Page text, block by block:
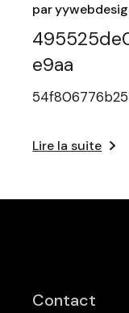
par
e9aa
Lire la suite
Contact